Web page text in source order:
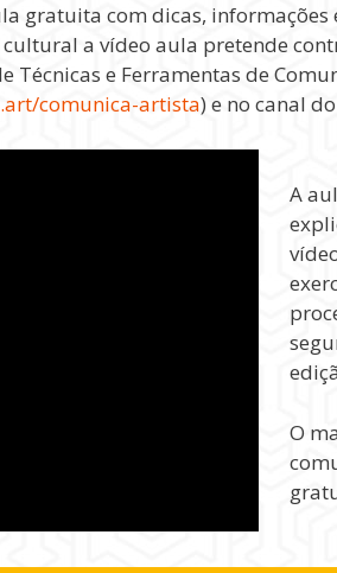
gratuita com dicas, informações
a vídeo aula pretende
e Ferramentas de
comunica-artista) e no canal
A
O